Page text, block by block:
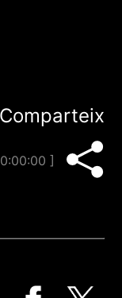
Comparteix
]